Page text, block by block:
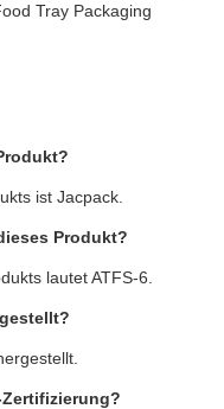
Tray Packaging
ist Jacpack.
Produkt?
lautet ATFS-6.